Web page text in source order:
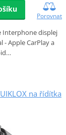
Porovnat
Interphone displej
- Apple CarPlay a
na řídítka